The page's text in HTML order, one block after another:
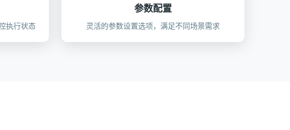
执行状态
参数配置
灵活的参数设置选项，满足不同场景需求